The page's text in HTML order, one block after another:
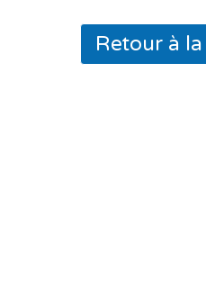
Retour à